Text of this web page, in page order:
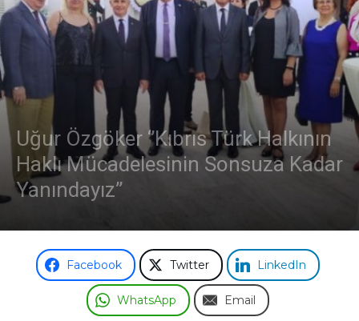
Uğur Özgöker ‘’Kıbrıs Türk Halkının
Haklı Mücadelesinin Sonsuza Kadar
Yanındayız’’
Facebook Twitter LinkedIn
WhatsApp Email